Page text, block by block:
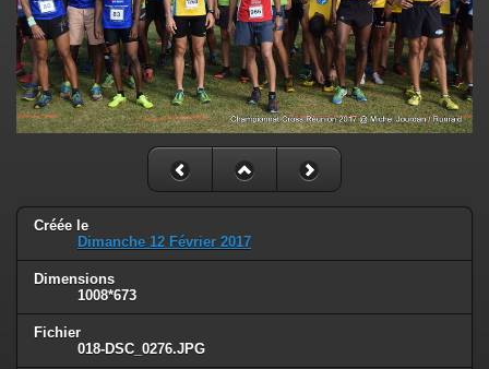
Créée le
Dimanche 12 Février 2017
Dimensions
1008*673
Fichier
018-DSC_0276.JPG